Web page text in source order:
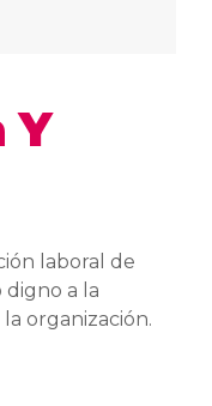
Y
laboral de
digno a la
organización.